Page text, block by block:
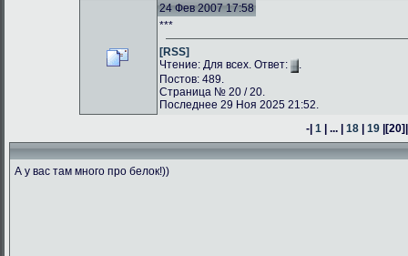
24 Фев 2007 17:58
***
[RSS]
Чтение: Для всех. Ответ:
.
Постов: 489.
Страница № 20 / 20.
Последнее 29 Ноя 2025 21:52.
-| 1 | ... | 18 | 19 |[20]
А у вас там много про белок!))